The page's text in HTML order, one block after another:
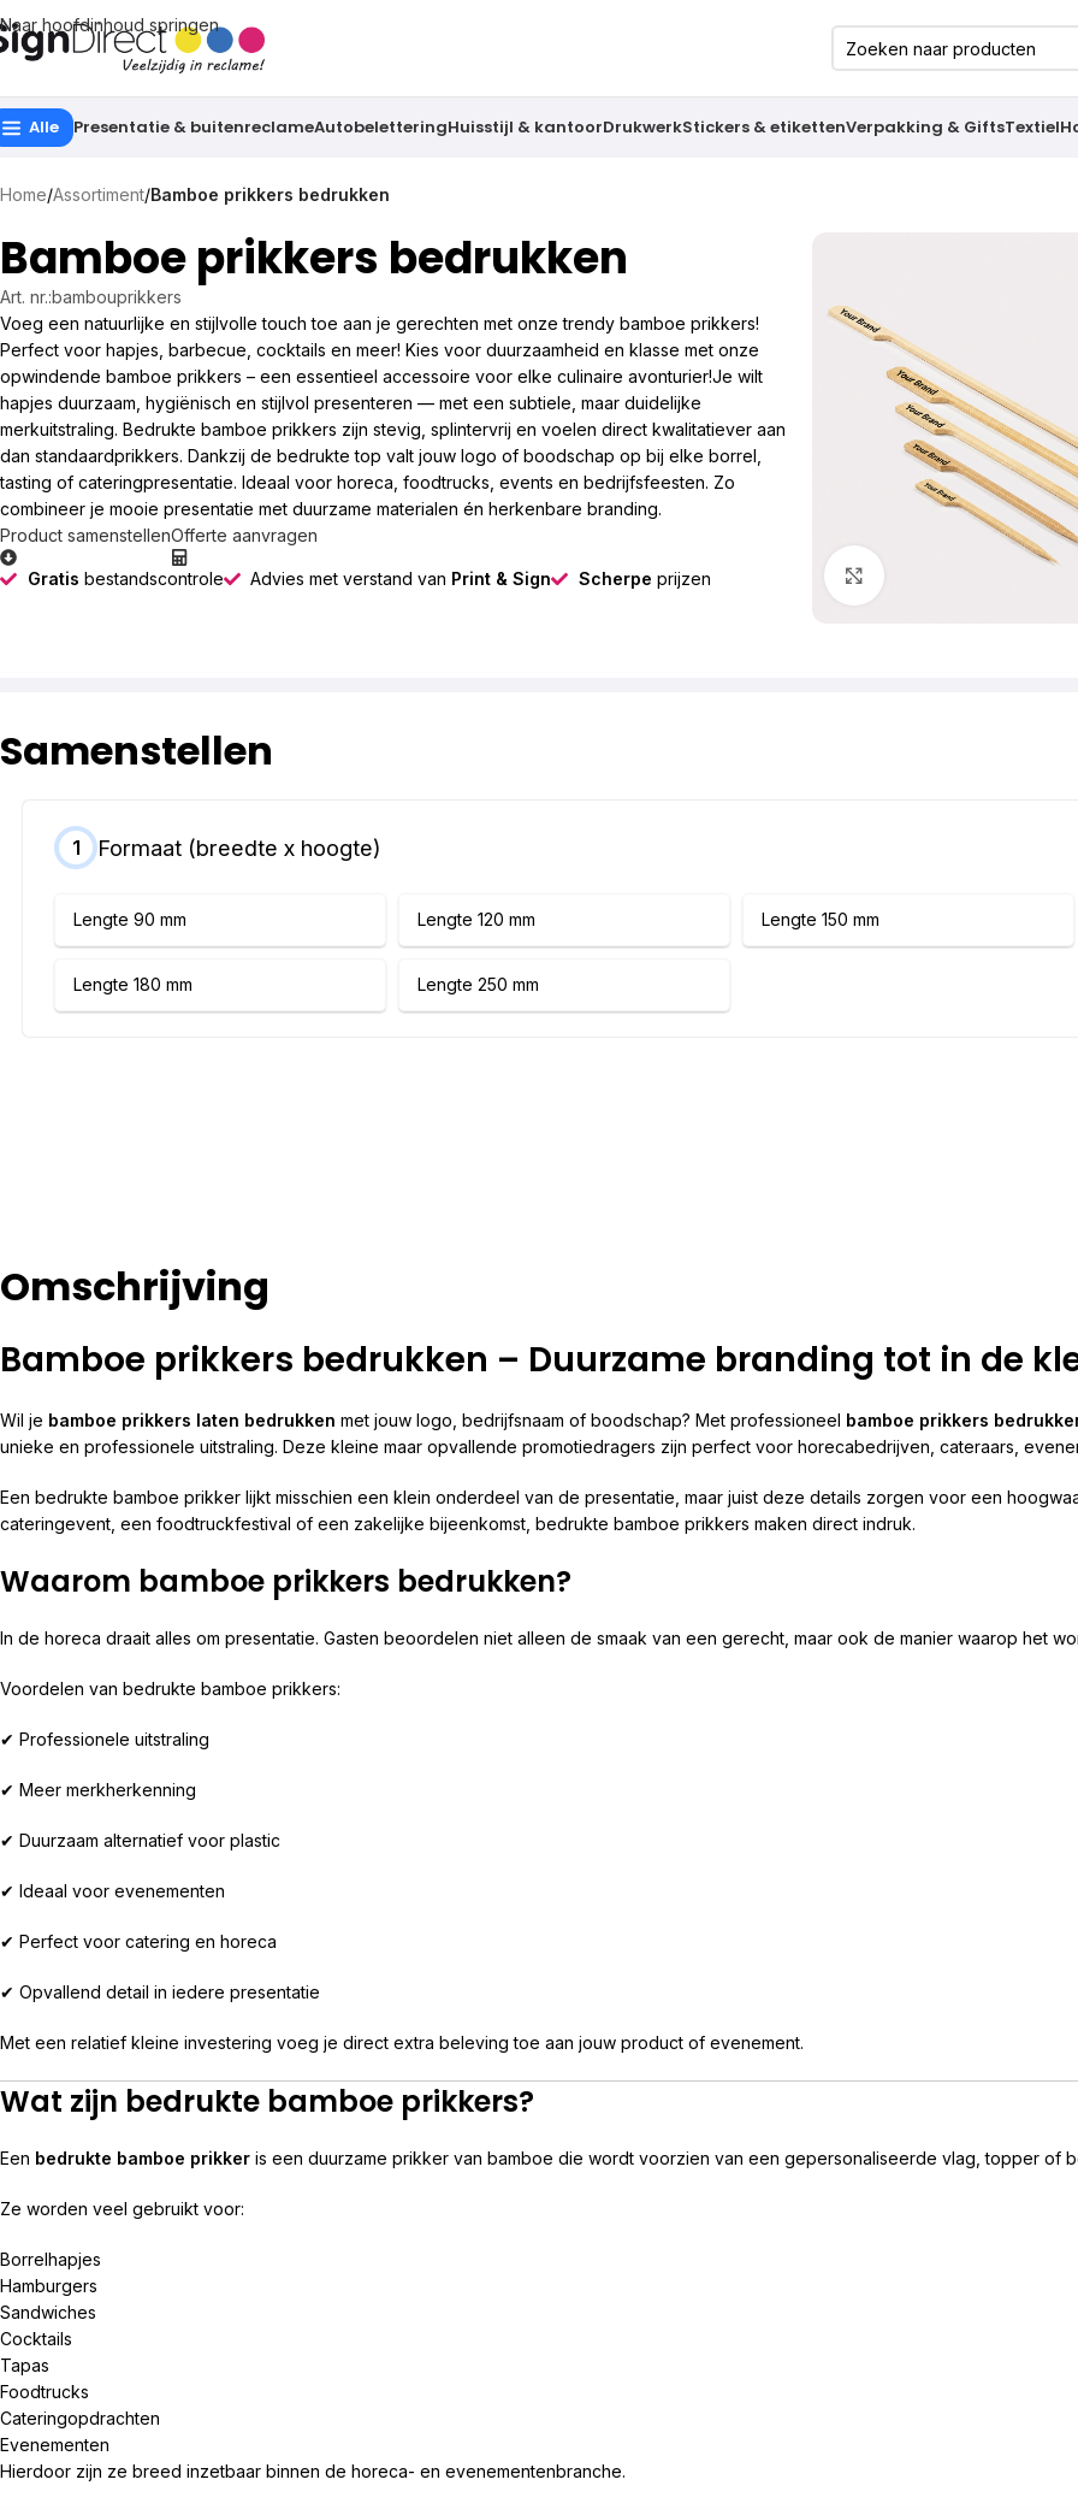
Naar hoofdinhoud springen
Alle Presentatie & buitenreclameAutobeletteringHuisstijl & kantoorDrukwerkStickers & etikettenVerpakking & GiftsTextiel
Home/Assortiment/Bamboe prikkers bedrukken
Bamboe prikkers bedrukken
Art. nr.:bambouprikkers
Voeg een natuurlijke en stijlvolle touch toe aan je gerechten met onze trendy bamboe prikkers!
Perfect voor hapjes, barbecue, cocktails en meer! Kies voor duurzaamheid en klasse met onze
opwindende bamboe prikkers – een essentieel accessoire voor elke culinaire avonturier!Je wilt
hapjes duurzaam, hygiënisch en stijlvol presenteren — met een subtiele, maar duidelijke
merkuitstraling. Bedrukte bamboe prikkers zijn stevig, splintervrij en voelen direct kwalitatiever aan
dan standaardprikkers. Dankzij de bedrukte top valt jouw logo of boodschap op bij elke borrel,
tasting of cateringpresentatie. Ideaal voor horeca, foodtrucks, events en bedrijfsfeesten. Zo
combineer je mooie presentatie met duurzame materialen én herkenbare branding.
Product samenstellenOfferte aanvragen
Gratis bestandscontrole Advies met verstand van Print & Sign Scherpe prijzen
Samenstellen
1 Formaat (breedte x hoogte)
Lengte 90 mm Lengte 120 mm Lengte 150 mm
Lengte 180 mm Lengte 250 mm
Omschrijving
Bamboe prikkers bedrukken – Duurzame branding tot in de
Wil je bamboe prikkers laten bedrukken met jouw logo, bedrijfsnaam of boodschap? Met professioneel bamboe prikkers
unieke en professionele uitstraling. Deze kleine maar opvallende promotiedragers zijn perfect voor horecabedrijven, cateraars,
Een bedrukte bamboe prikker lijkt misschien een klein onderdeel van de presentatie, maar juist deze details zorgen voor een
cateringevent, een foodtruckfestival of een zakelijke bijeenkomst, bedrukte bamboe prikkers maken direct indruk.
Waarom bamboe prikkers bedrukken?
In de horeca draait alles om presentatie. Gasten beoordelen niet alleen de smaak van een gerecht, maar ook de manier waarop het
Voordelen van bedrukte bamboe prikkers:
✔ Professionele uitstraling
✔ Meer merkherkenning
✔ Duurzaam alternatief voor plastic
✔ Ideaal voor evenementen
✔ Perfect voor catering en horeca
✔ Opvallend detail in iedere presentatie
Met een relatief kleine investering voeg je direct extra beleving toe aan jouw product of evenement.
Wat zijn bedrukte bamboe prikkers?
Een bedrukte bamboe prikker is een duurzame prikker van bamboe die wordt voorzien van een gepersonaliseerde vlag, topper of
Ze worden veel gebruikt voor:
Borrelhapjes
Hamburgers
Sandwiches
Cocktails
Tapas
Foodtrucks
Cateringopdrachten
Evenementen
Hierdoor zijn ze breed inzetbaar binnen de horeca- en evenementenbranche.